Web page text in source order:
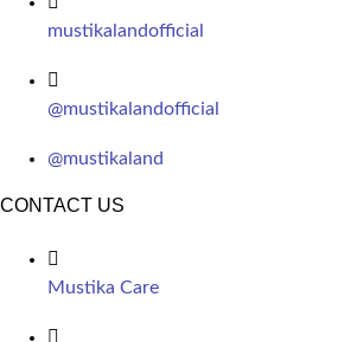
mustikalandofficial
@mustikalandofficial
@mustikaland
CONTACT US
Mustika Care